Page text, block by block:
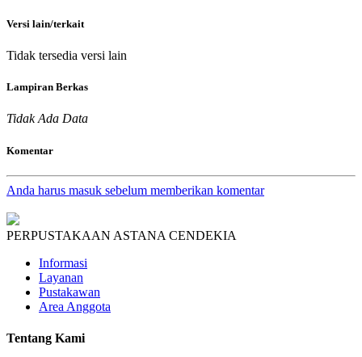
Versi lain/terkait
Tidak tersedia versi lain
Lampiran Berkas
Tidak Ada Data
Komentar
Anda harus masuk sebelum memberikan komentar
PERPUSTAKAAN ASTANA CENDEKIA
Informasi
Layanan
Pustakawan
Area Anggota
Tentang Kami